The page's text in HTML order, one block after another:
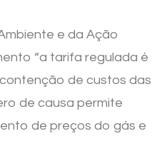
e da Ação
“a tarifa regulada é
de custos das
de causa permite
de preços do gás e